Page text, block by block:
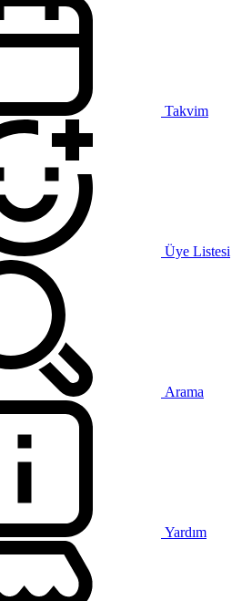
Takvim
Üye Listesi
Arama
Yardım